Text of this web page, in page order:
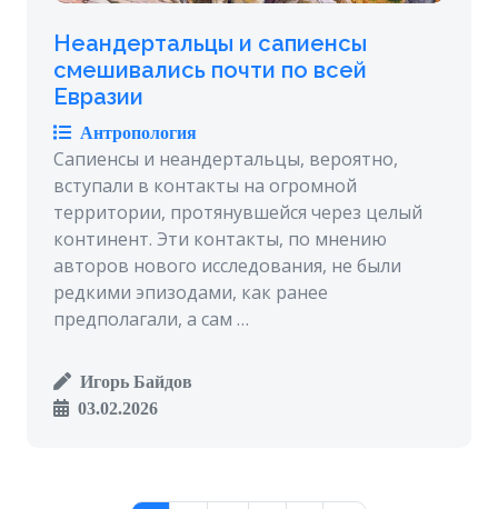
Неандертальцы и сапиенсы
смешивались почти по всей
Евразии
Антропология
Сапиенсы и неандертальцы, вероятно,
вступали в контакты на огромной
территории, протянувшейся через целый
континент. Эти контакты, по мнению
авторов нового исследования, не были
редкими эпизодами, как ранее
предполагали, а сам …
Игорь Байдов
03.02.2026